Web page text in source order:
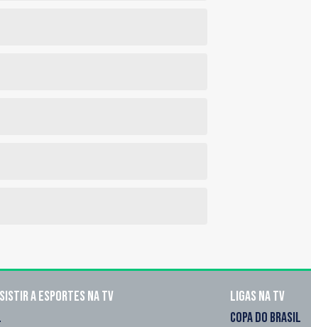
a esportes na TV
Ligas na TV
COPA DO BRASIL